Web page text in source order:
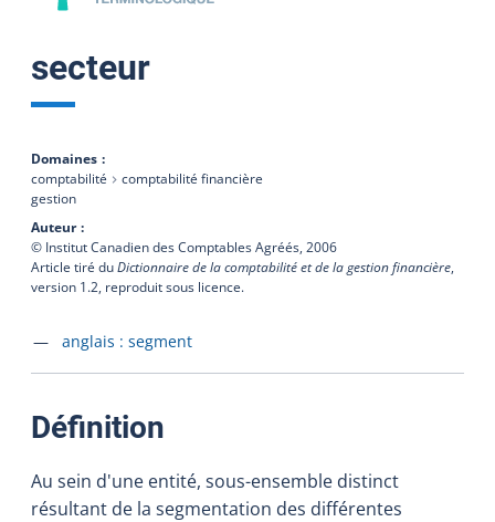
secteur
Domaines
comptabilité
comptabilité financière
gestion
Auteur
© Institut Canadien des Comptables Agréés, 2006
Article tiré duDictionnaire de la comptabilité et de la gestion financière,
version 1.2, reproduit sous licence.
Accéder à la fiche en
anglais : segment
Définition
Au sein d'une entité, sous-ensemble distinct
résultant de la segmentation des différentes